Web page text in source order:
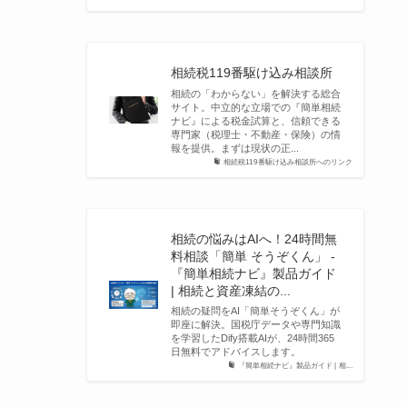
相続税119番駆け込み相談所へのリンク
相続税119番駆け込み相談所
相続の「わからない」を解決する総合
サイト。中立的な立場での『簡単相続
ナビ』による税金試算と、信頼できる
専門家（税理士・不動産・保険）の情
報を提供。まずは現状の正...
『簡単相続ナビ』製品ガイド | 相...
相続の悩みはAIへ！24時間無
料相談「簡単 そうぞくん」 -
『簡単相続ナビ』製品ガイド
| 相続と資産凍結の...
相続の疑問をAI「簡単そうぞくん」が
即座に解決。国税庁データや専門知識
を学習したDify搭載AIが、24時間365
日無料でアドバイスします。